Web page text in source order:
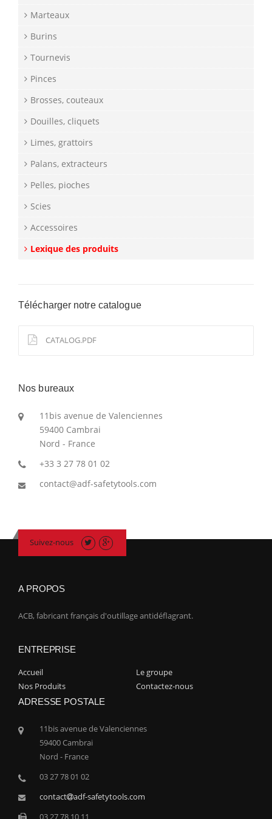
Marteaux
Burins
Tournevis
Pinces
Brosses, couteaux
Douilles, cliquets
Limes, grattoirs
Palans, extracteurs
Pelles, pioches
Scies
Accessoires
Lexique des produits
Télécharger notre catalogue
CATALOG.PDF
Nos bureaux
11bis avenue de Valenciennes
59400 Cambrai
Nord - France
+33 3 27 78 01 02
contact@adf-safetytools.com
Suivez-nous
A PROPOS
ACB, fabricant français d'outillage antidéflagrant.
ENTREPRISE
Accueil
Le groupe
Nos Produits
Contactez-nous
ADRESSE POSTALE
11bis avenue de Valenciennes
59400 Cambrai
Nord - France
03 27 78 01 02
contact
adf-safetytools.com
03 27 78 10 11